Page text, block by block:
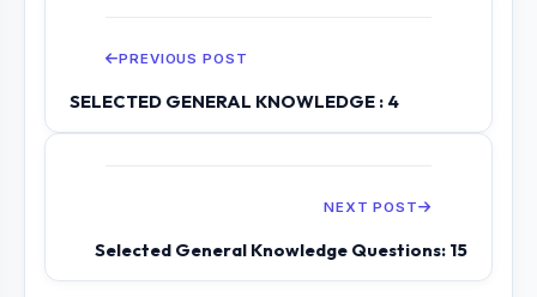
PREVIOUS POST
SELECTED GENERAL KNOWLEDGE : 4
NEXT POST
Selected General Knowledge Questions: 15